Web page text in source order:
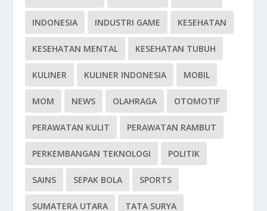
INDONESIA INDUSTRI GAME KESEHATAN
KESEHATAN MENTAL KESEHATAN TUBUH
KULINER KULINER INDONESIA MOBIL
MOM NEWS OLAHRAGA OTOMOTIF
PERAWATAN KULIT PERAWATAN RAMBUT
PERKEMBANGAN TEKNOLOGI POLITIK
SAINS SEPAK BOLA SPORTS
SUMATERA UTARA TATA SURYA